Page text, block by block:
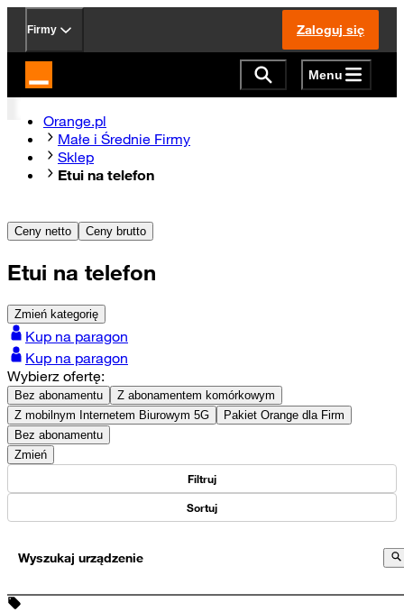
Firmy Zaloguj się
Strona główna Orange.pl Menu
Orange.pl
Małe i Średnie Firmy
Sklep
Etui na telefon
Ceny netto Ceny brutto
Etui na telefon
Zmień kategorię
Kup na paragon
Kup na paragon
Wybierz ofertę:
Bez abonamentu
Z abonamentem komórkowym
Z mobilnym Internetem Biurowym 5G
Pakiet Orange dla Firm
Bez abonamentu
Zmień
Filtruj
Sortuj
Wyszukaj urządzenie